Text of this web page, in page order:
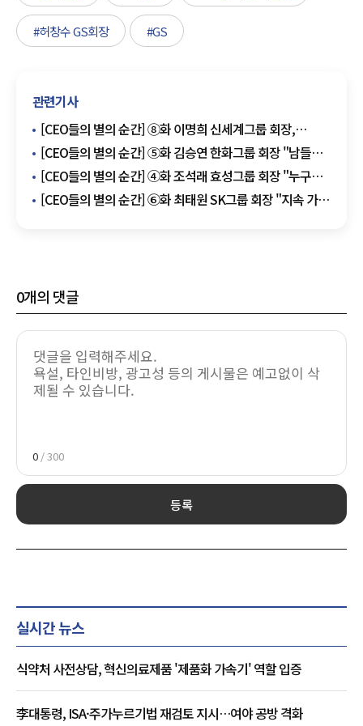
#허창수 GS회장 #GS
관련기사
[CEO들의 별의 순간] ⑧화 이명희 신세계그룹 회장,
"변화를 따라가지 못하면 사라진다"
[CEO들의 별의 순간] ⑤화 김승연 한화그룹 회장 "남들이
주저할 때, 우리는 먼저 나아가야 한다"
[CEO들의 별의 순간] ④화 조석래 효성그룹 회장 "누구도
가지 않을 길을 가라"
[CEO들의 별의 순간] ⑥화 최태원 SK그룹 회장 "지속 가능
0개의 댓글
0 / 300
등록
실시간 뉴스
식약처 사전상담, 혁신의료제품 '제품화 가속기' 역할 입증
李대통령, ISA·주가누르기법 재검토 지시…여야 공방 격화